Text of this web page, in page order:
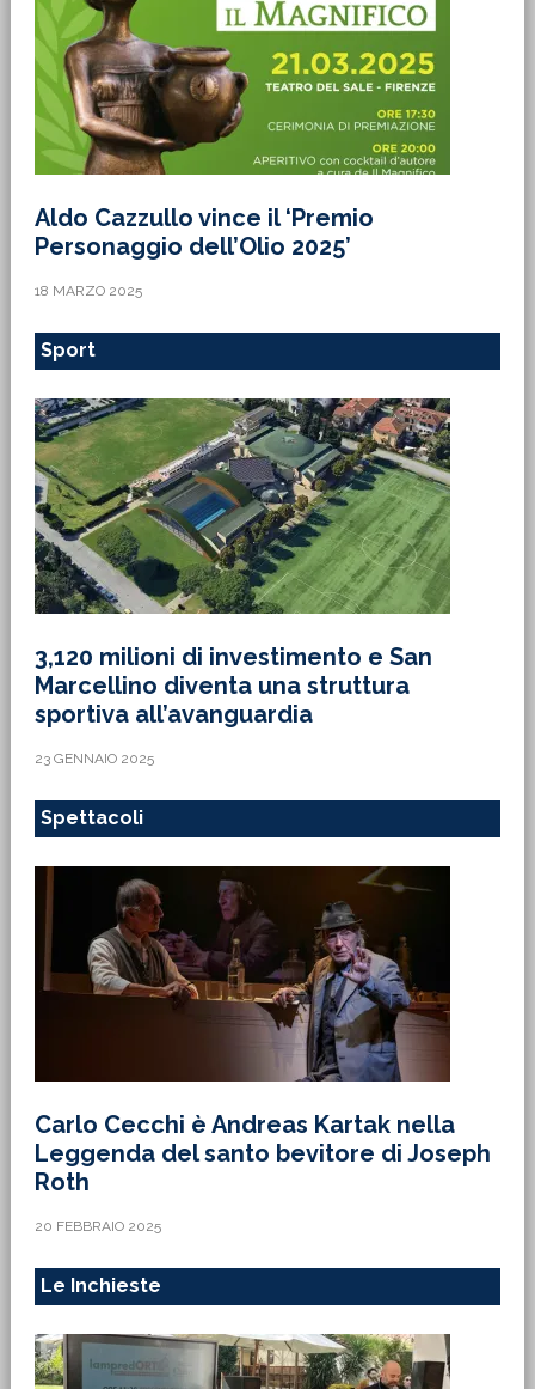
Aldo Cazzullo vince il ‘Premio
Personaggio dell’Olio 2025’
18 MARZO 2025
Sport
3,120 milioni di investimento e San
Marcellino diventa una struttura
sportiva all’avanguardia
23 GENNAIO 2025
Spettacoli
Carlo Cecchi è Andreas Kartak nella
Leggenda del santo bevitore di Joseph
Roth
20 FEBBRAIO 2025
Le Inchieste